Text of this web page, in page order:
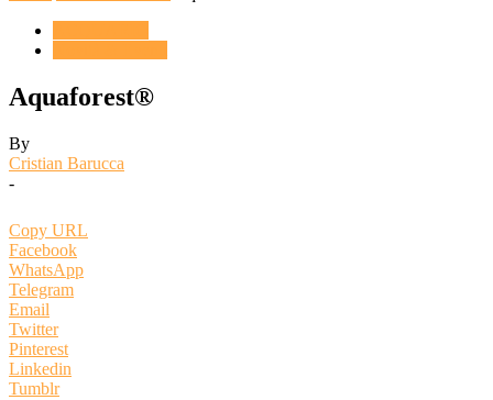
Aquaforest®
By
Cristian Barucca
-
Copy URL
Facebook
WhatsApp
Telegram
Email
Twitter
Pinterest
Linkedin
Tumblr